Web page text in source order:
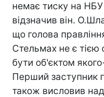
немає тиску на
відзначив він.
що голова
Стельмах не є
бути об'єктом
Перший заступник
також висловив